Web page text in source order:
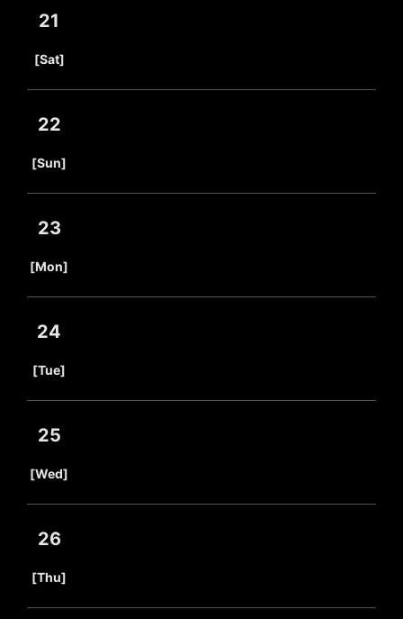
21
[Sat]
22
[Sun]
23
[Mon]
24
[Tue]
25
[Wed]
26
[Thu]